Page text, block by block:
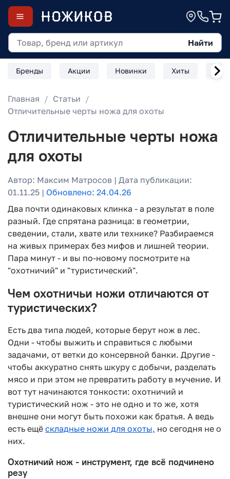
Найти
Бренды Акции Новинки Хиты
Главная
Статьи
Отличительные черты ножа для охоты
Отличительные черты ножа
для охоты
Автор: Максим Матросов | Дата публикации:
01.11.25 | Обновлено: 24.04.26
Два почти одинаковых клинка - а результат в поле
разный. Где спрятана разница: в геометрии,
сведении, стали, хвате или технике? Разбираемся
на живых примерах без мифов и лишней теории.
Пара минут - и вы по-новому посмотрите на
"охотничий" и "туристический".
Чем охотничьи ножи отличаются от
туристических?
Есть два типа людей, которые берут нож в лес.
Одни - чтобы выжить и справиться с любыми
задачами, от ветки до консервной банки. Другие -
чтобы аккуратно снять шкуру с добычи, разделать
мясо и при этом не превратить работу в мучение. И
вот тут начинаются тонкости: охотничий и
туристический нож - это не одно и то же, хотя
внешне они могут быть похожи как братья. А ведь
есть ещё складные ножи для охоты, но сегодня не о
них.
Охотничий нож - инструмент, где всё подчинено
резу